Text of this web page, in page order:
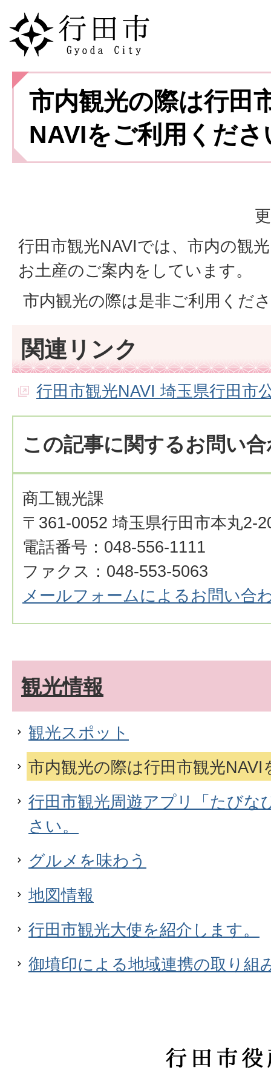
市内観光の際は行田
NAVIをご利用くださ
行田市観光NAVIでは、市内の観
お土産のご案内をしています。
市内観光の際は是非ご利用くだ
関連リンク
行田市観光NAVI 埼玉県行田市
この記事に関するお問い
商工観光課
〒361-0052 埼玉県行田市本丸2-
電話番号：048-556-1111
ファクス：048-553-5063
メールフォームによるお問い合
観光情報
観光スポット
市内観光の際は行田市観光
行田市観光周遊アプリ「たびな
さい。
グルメを味わう
地図情報
行田市観光大使を紹介します。
御墳印による地域連携の取り組
行